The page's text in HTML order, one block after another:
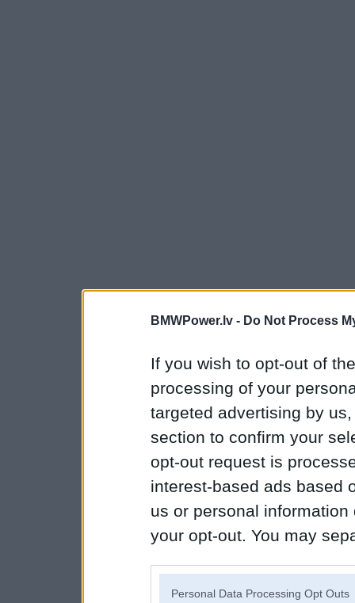
BMWPower.lv - Do Not Process
If you wish to opt-out of
processing of your
targeted advertising by
section to confirm your
opt-out request is
interest-based ads based
us or personal
your opt-out. You may
Personal Data Processing Opt Outs